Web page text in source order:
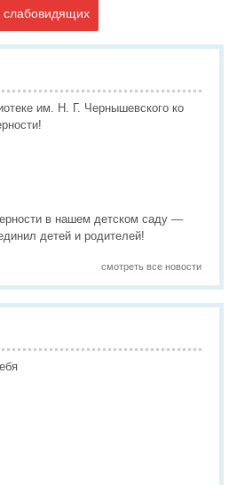
им. Н. Г. Чернышевского ко
в нашем детском саду —
детей и родителей!
смотреть все новости